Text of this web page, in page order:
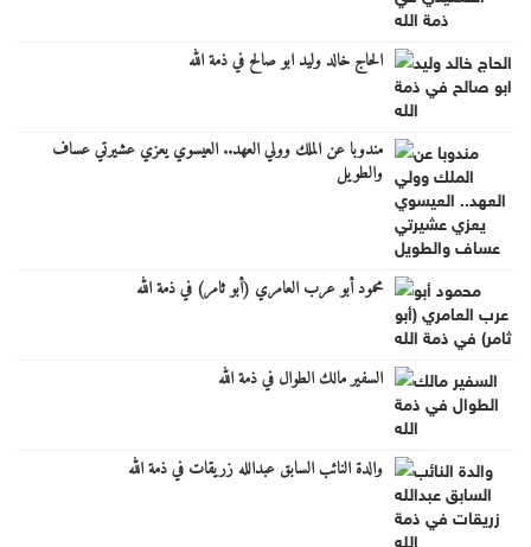
الحاج خالد وليد ابو صالح في ذمة الله
مندوبا عن الملك وولي العهد.. العيسوي يعزي عشيرتي عساف
والطويل
محمود أبو عرب العامري (أبو ثامر) في ذمة الله
السفير مالك الطوال في ذمة الله
والدة النائب السابق عبدالله زريقات في ذمة الله